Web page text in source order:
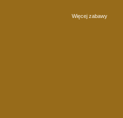
Więcej zabawy